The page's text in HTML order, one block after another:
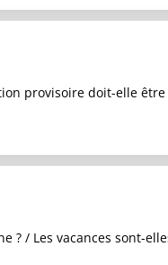
provisoire doit-elle
? / Les vacances sont-